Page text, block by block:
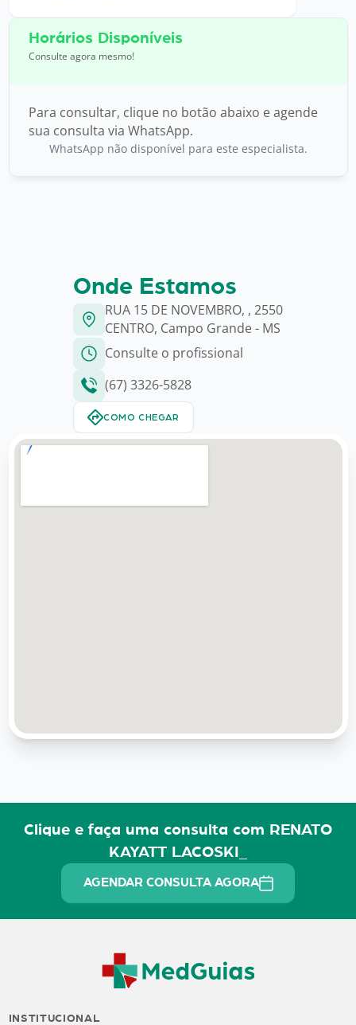
Horários Disponíveis
Consulte agora mesmo!
Para consultar, clique no botão abaixo e agende
sua consulta via WhatsApp.
WhatsApp não disponível para este especialista.
Onde Estamos
RUA 15 DE NOVEMBRO, , 2550
CENTRO, Campo Grande - MS
Consulte o profissional
(67) 3326-5828
COMO CHEGAR
Clique e faça uma consulta com RENATO
KAYATT LACOSKI_
AGENDAR CONSULTA AGORA
INSTITUCIONAL